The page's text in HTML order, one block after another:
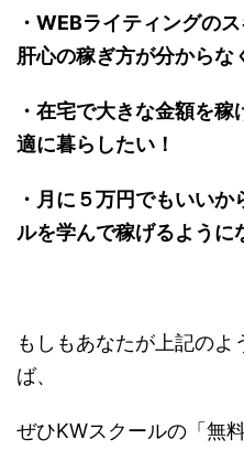
・WEBライティングの
肝心の稼ぎ方が分からな
・在宅で大きな金額を
適に暮らしたい！
・月に５万円でもいい
ルを学んで稼げるように
もしもあなたが上記の
ば、
ぜひKWスクールの「無